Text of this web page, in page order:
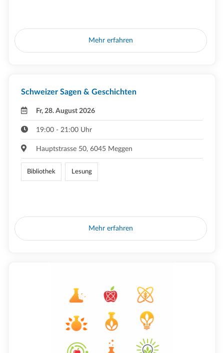
Mehr erfahren
Schweizer Sagen & Geschichten
Fr, 28. August 2026
19:00 - 21:00 Uhr
Hauptstrasse 50, 6045 Meggen
Bibliothek Lesung
Mehr erfahren